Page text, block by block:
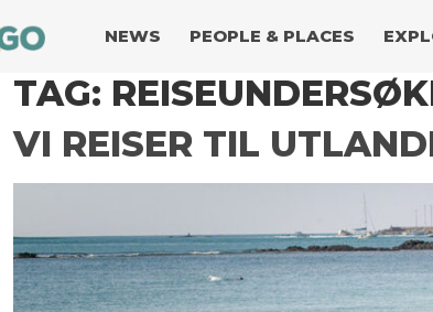
NEWS PEOPLE & PLACES
TAG:
VI REISER TIL